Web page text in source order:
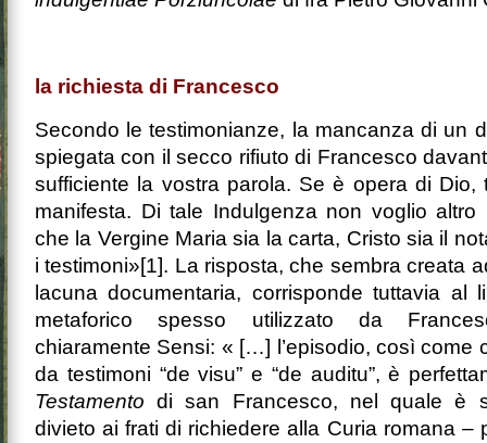
la richiesta di Francesco
Secondo le testimonianze, la mancanza di un
spiegata con il secco rifiuto di Francesco
sufficiente la vostra parola. Se è opera di Dio,
manifesta. Di tale Indulgenza non voglio altro
che la Vergine Maria sia la carta, Cristo sia il
i testimoni»[1]. La risposta, che sembra creata
lacuna documentaria, corrisponde tuttavia al
metaforico spesso utilizzato da
chiaramente Sensi: « […] l’episodio, così come
da testimoni “de visu” e “de auditu”, è
Testamento di san Francesco, nel quale è
divieto ai frati di richiedere alla Curia romana –